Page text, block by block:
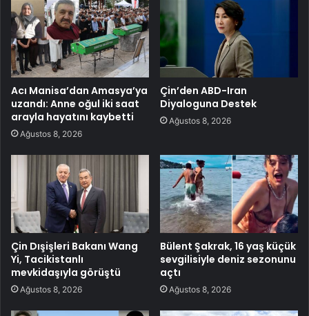
Acı Manisa’dan Amasya’ya
uzandı: Anne oğul iki saat
arayla hayatını kaybetti
Ağustos 8, 2026
Çin’den ABD-Iran
Diyaloguna Destek
Ağustos 8, 2026
Çin Dışişleri Bakanı Wang
Yi, Tacikistanlı
mevkidaşıyla görüştü
Ağustos 8, 2026
Bülent Şakrak, 16 yaş küçük
sevgilisiyle deniz sezonunu
açtı
Ağustos 8, 2026